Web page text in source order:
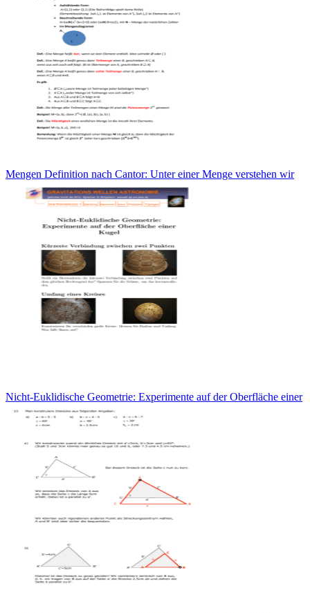
Mengen Definition nach Cantor: Unter einer Menge verstehen wir
Nicht-Euklidische Geometrie: Experimente auf der Oberfläche einer